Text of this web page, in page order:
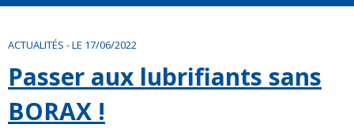
ACTUALITÉS -LE 17/06/2022
Passer aux lubrifiants sans
BORAX !